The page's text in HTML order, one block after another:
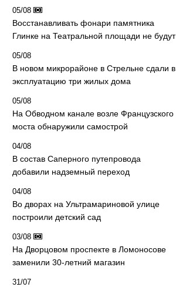
05/08
Восстанавливать фонари памятника
Глинке на Театральной площади не будут
05/08
В новом микрорайоне в Стрельне сдали в
эксплуатацию три жилых дома
05/08
На Обводном канале возле Французского
моста обнаружили самострой
04/08
В состав Саперного путепровода
добавили надземный переход
04/08
Во дворах на Ультрамариновой улице
построили детский сад
03/08
На Дворцовом проспекте в Ломоносове
заменили 30-летний магазин
31/07